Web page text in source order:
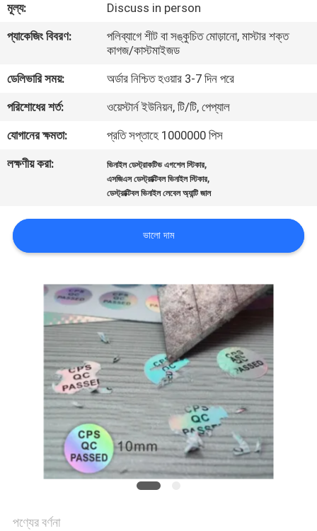
মান
নিয়ন্ত্রণ
যোগাযোগ
করুন
উদ্ধৃতির
সাইট
গোপনীয়তা
মূল্য:
Discuss in person
প্যাকেজিং বিবরণ:
পলিব্যাগে শীট বা সঙ্কুচিত মোড়ানো, মাস্টার শক্ত
কাগজ/কাস্টমাইজড
ডেলিভারি সময়:
অর্ডার নিশ্চিত হওয়ার 3-7 দিন পরে
পরিশোধের শর্ত:
ওয়েস্টার্ন ইউনিয়ন, টি/টি, পেপ্যাল
যোগানের ক্ষমতা:
প্রতি সপ্তাহে 1000000 পিস
লক্ষণীয় করা:
ভিনাইল ডেস্ট্রাকটিভ এগশেল স্টিকার,
এসজিএস ডেস্ট্রাক্টিবল ভিনাইল স্টিকার,
ডেস্ট্রাক্টিবল ভিনাইল লেবেল অ্যান্টি জাল
ভালো দাম
পণ্যের বর্ণনা